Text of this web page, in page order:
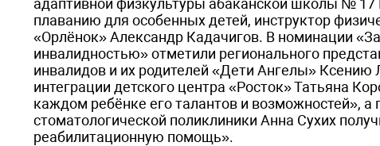
адаптивной физкультуры абаканской школы № 17
плаванию для особенных детей, инструктор
«Орлёнок» Александр Кадачигов. В номинации
инвалидностью» отметили регионального
инвалидов и их родителей «Дети Ангелы» Ксению
интеграции детского центра «Росток» Татьяна
каждом ребёнке его талантов и возможностей», а
стоматологической поликлиники Анна Сухих
реабилитационную помощь».